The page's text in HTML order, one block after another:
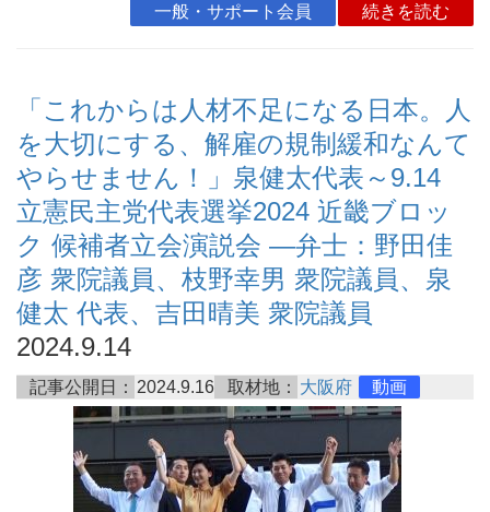
一般・サポート会員 続きを読む
「これからは人材不足になる日本。人
を大切にする、解雇の規制緩和なんて
やらせません！」泉健太代表～9.14
立憲民主党代表選挙2024 近畿ブロッ
ク 候補者立会演説会 ―弁士：野田佳
彦 衆院議員、枝野幸男 衆院議員、泉
健太 代表、吉田晴美 衆院議員
2024.9.14
記事公開日： 2024.9.16 取材地： 大阪府 動画